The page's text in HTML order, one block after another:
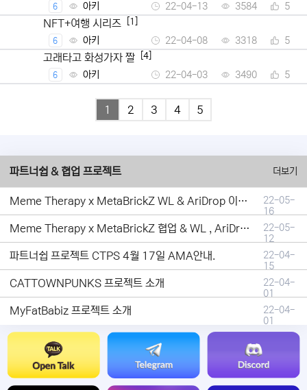
6 아키 22-04-13 3584 5
NFT+여행 시리즈 [1]
6 아키 22-04-08 3318 5
고래타고 화성가자 짤 [4]
6 아키 22-04-03 3490 5
1 2 3 4 5
파트너쉽 & 협업 프로젝트 더보기
Meme Therapy x MetaBrickZ WL & AriDrop 이벤트 결과안내!
22-05-
16
Meme Therapy x MetaBrickZ 협업 & WL , AriDrop 이벤트 안내
22-05-
12
파트너쉽 프로젝트 CTPS 4월 17일 AMA안내.
22-04-
15
CATTOWNPUNKS 프로젝트 소개
22-04-
01
MyFatBabiz 프로젝트 소개
22-04-
01